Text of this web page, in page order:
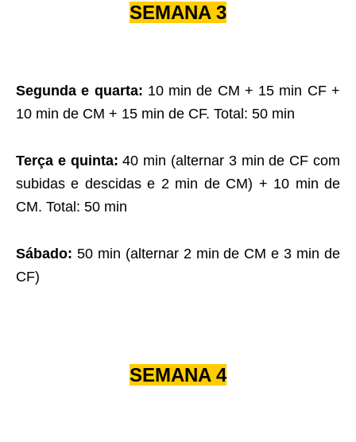
SEMANA 3
Segunda e quarta: 10 min de CM + 15 min CF +
10 min de CM + 15 min de CF. Total: 50 min
Terça e quinta:40 min (alternar 3 min de CF com
subidas e descidas e 2 min de CM) + 10 min de
CM. Total: 50 min
Sábado: 50 min (alternar 2 min de CM e 3 min de
CF)
SEMANA 4